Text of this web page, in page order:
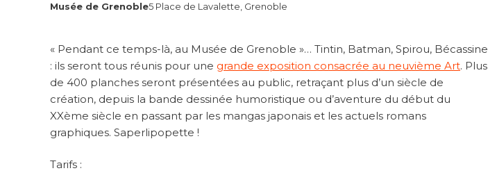
Musée de Grenoble5 Place de Lavalette, Grenoble
« Pendant ce temps-là, au Musée de Grenoble »… Tintin, Batman, Spirou, Bécassine
: ils seront tous réunis pour une grande exposition consacrée au neuvième Art. Plus
de 400 planches seront présentées au public, retraçant plus d’un siècle de
création, depuis la bande dessinée humoristique ou d’aventure du début du
XXème siècle en passant par les mangas japonais et les actuels romans
graphiques. Saperlipopette !
Tarifs :